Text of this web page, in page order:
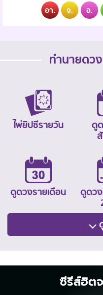
อา. จ. อ.
ทำนายดว
ไพ่ยิปซีรายวัน
ดู
ดูดวงรายเดือน
ดูดว
ซีรีส์ฮิต